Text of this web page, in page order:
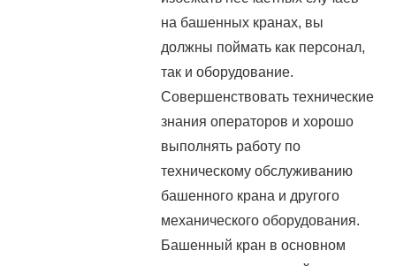
на башенных кранах, вы
должны поймать как персонал,
так и оборудование.
Совершенствовать технические
знания операторов и хорошо
выполнять работу по
техническому обслуживанию
башенного крана и другого
механического оборудования.
Башенный кран в основном